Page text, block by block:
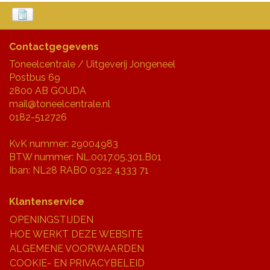
Contactgegevens
Toneelcentrale / Uitgeverij Jongeneel
Postbus 69
2800 AB GOUDA
mail@toneelcentrale.nl
0182-512726
KvK nummer: 29004983
BTW nummer: NL.0017.05.301.B01
Iban: NL28 RABO 0322 4333 71
Klantenservice
OPENINGSTIJDEN
HOE WERKT DEZE WEBSITE
ALGEMENE VOORWAARDEN
COOKIE- EN PRIVACYBELEID